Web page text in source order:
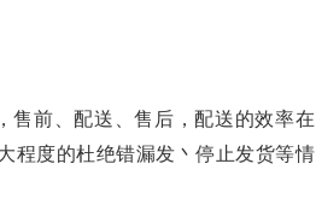
售前、配送、售后，配送的效率在
程度的杜绝错漏发丶停止发货等情